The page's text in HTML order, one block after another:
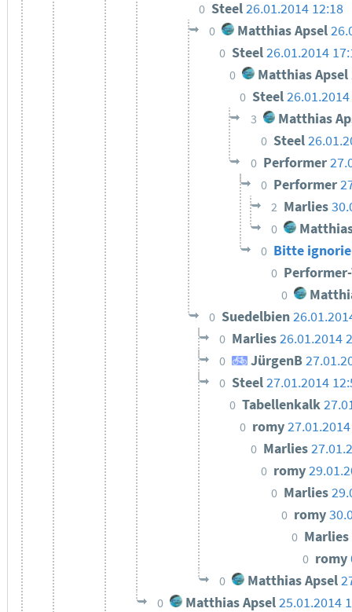
0 Steel26.01.2014 12:18
0 Matthias Apsel
0 Steel26.01.2014
0 Matthias Apsel
0 Steel
3 Matthias
0 Steel
0 Performer
0 Performer
2 Marlies
0
0 Bitte
0
0
0 Suedelbien
0 Marlies26.01.2014
0 JürgenB
0 Steel27.01.2014
0 Tabellenkalk
0 romy
0 Marlies
0 romy
0 Marlies
0 romy
0 Marlies
0 romy
0 Matthias Apsel
0 Matthias Apsel 25.01.2014